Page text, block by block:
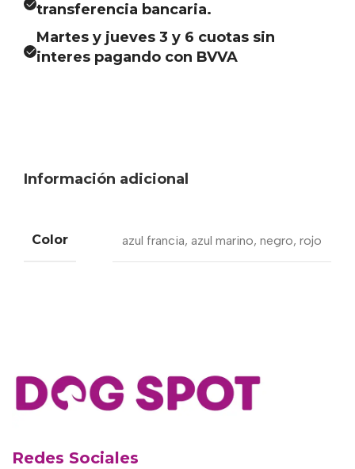
transferencia bancaria.
Martes y jueves 3 y 6 cuotas sin
interes pagando con BVVA
Información adicional
Color azul francia, azul marino, negro, rojo
Redes Sociales